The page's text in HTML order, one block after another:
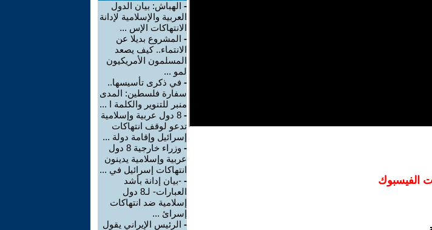
الفيسبوك
- الهباش: بيان الدول
العربية والإسلامية لإدانة
الانتهاكات الإس ...
- المشروع بديلا عن
الانتماء.. كيف يصعد
المسلمون الأمريكيون
لمو ...
- في ذكرى تأسيسها..
سفارة فلسطين: المدى
منبر للتنوير والكلمة ا ...
-
8 دول عربية وإسلامية
تدعو لوقف انتهاكات
إسرائيل وإقامة دولة ...
-
وزراء خارجية 8 دول
عربية وإسلامية يدينون
انتهاكات إسرائيل في ...
- -بيان إدانة بأشد
العبارات- لـ8 دول
إسلامية ضد انتهاكات
إسرائ ...
- الرئيس الإيراني يقول